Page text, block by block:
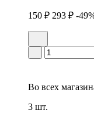
150 ₽ 293 ₽ -
Во всех
3 шт.